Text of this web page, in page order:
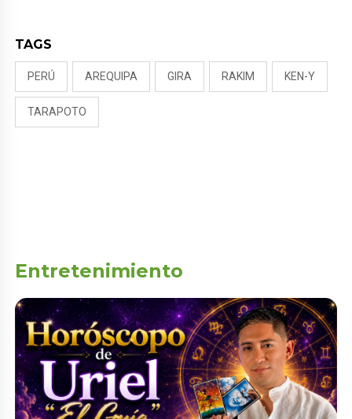
TAGS
PERÚ AREQUIPA GIRA RAKIM KEN-Y
TARAPOTO
Entretenimiento